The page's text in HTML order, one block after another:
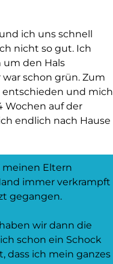
ich uns schnell
nicht so gut. Ich
den Hals
schon grün. Zum
entschieden und mich
Wochen auf der
endlich nach Hause
meinen Eltern
immer verkrampft
gegangen.
wir dann die
schon ein Schock
dass ich mein ganzes